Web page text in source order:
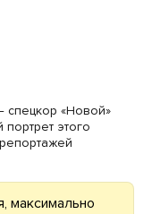
спецкор «Новой»
этого
максимально